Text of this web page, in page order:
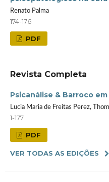
Renato Palma
174-176
PDF
Revista Completa
Psicanálise & Barroco em
Lucia Maria de Freitas Perez,
1-177
PDF
VER TODAS AS EDIÇÕES